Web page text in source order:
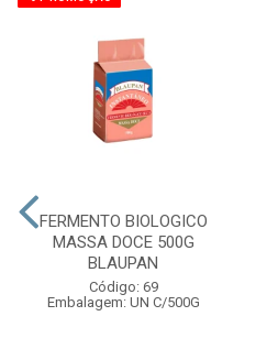
FERMENTO BIOLOGICO
MASSA DOCE 500G
BLAUPAN
Código: 69
Embalagem: UN C/500G